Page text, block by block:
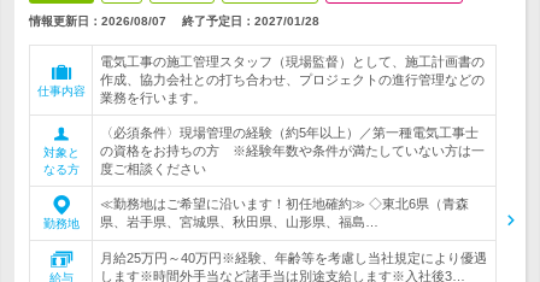
情報更新日：2026/08/07 終了予定日： 2027/01/28
仕事内容
電気工事の施工管理スタッフ（現場監督）として、施工計画書の
作成、協力会社との打ち合わせ、プロジェクトの進行管理などの
業務を行います。
対象と
なる方
〈必須条件〉現場管理の経験（約5年以上）／第一種電気工事士
の資格をお持ちの方 ※経験年数や条件が満たしていない方は一
度ご相談ください
勤務地
≪勤務地はご希望に沿います！初任地確約≫ ◇東北6県（青森
県、岩手県、宮城県、秋田県、山形県、福島…
給与
月給25万円～40万円※経験、年齢等を考慮し当社規定により優遇
します※時間外手当など諸手当は別途支給します※入社後3…